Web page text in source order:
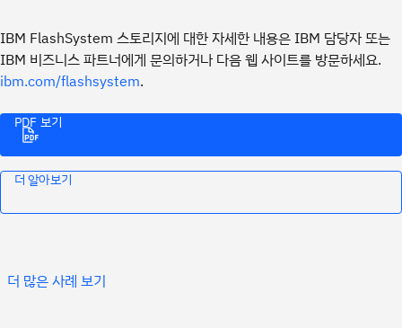
IBM FlashSystem 스토리지에 대한 자세한 내용은 IBM 담당자 또는
IBM 비즈니스 파트너에게 문의하거나 다음 웹 사이트를 방문하세요.
ibm.com/flashsystem.
PDF 보기
더 알아보기
더 많은 사례 보기